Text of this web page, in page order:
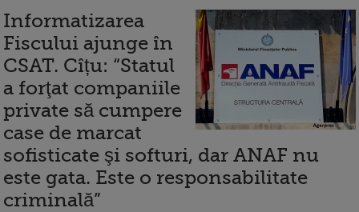
Informatizarea
Fiscului ajunge în
CSAT. Cîțu: “Statul
a forţat companiile
private să cumpere
case de marcat
sofisticate şi softuri, dar ANAF nu
este gata. Este o responsabilitate
criminală”